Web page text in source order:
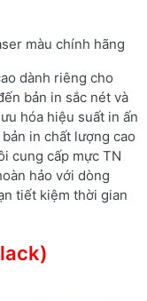
màu chính hãng
dành riêng cho
bản in sắc nét và
hóa hiệu suất in ấn
in chất lượng cao
cung cấp mực TN
hảo với dòng
tiết kiệm thời gian